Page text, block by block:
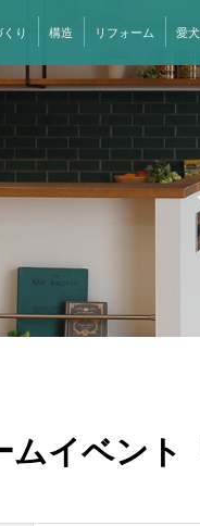
くり 構造 リフォーム 愛
ムイベント